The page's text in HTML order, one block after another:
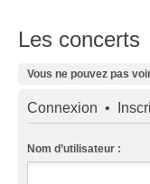
Les concerts
Vous ne pouvez pas
Connexion •
Nom d’utilisateur :